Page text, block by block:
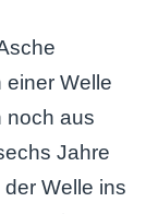
einer Welle
noch aus
Jahre
Welle ins